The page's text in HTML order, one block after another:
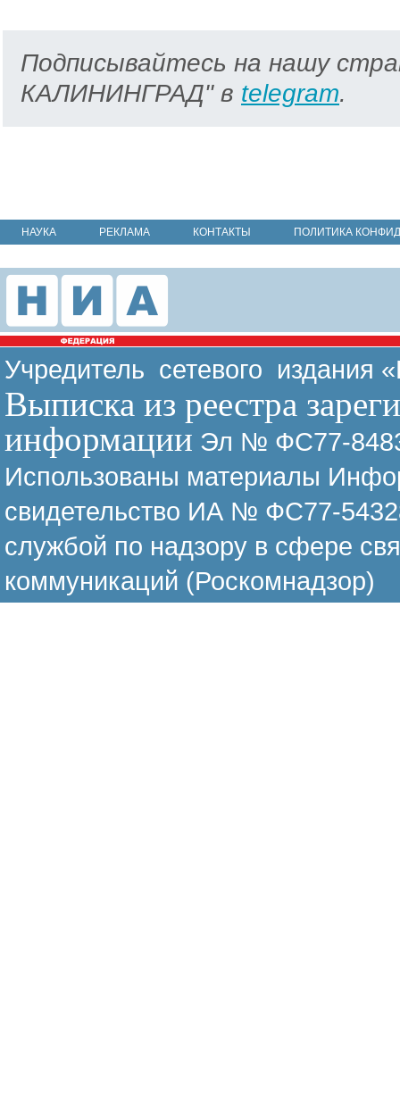
Подписывайтесь на нашу
КАЛИНИНГРАД" в telegram.
НАУКА РЕКЛАМА КОНТАКТЫ ПОЛИТИКА
Учредитель сетевого издания
Выписка из реестра
информации Эл № ФС77-
Использованы материалы
свидетельство ИА № ФС77-
службой по надзору в сфере
коммуникаций (Роскомнадзор)